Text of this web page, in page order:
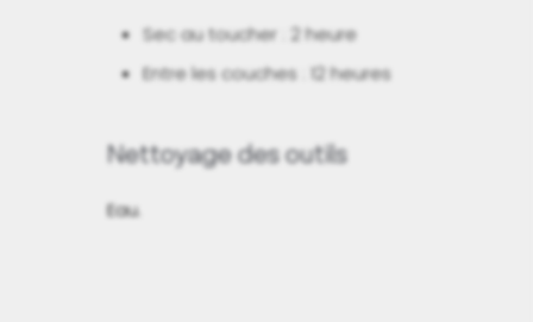
Sec au toucher : 2 heure
Entre les couches : 12 heures
Nettoyage des outils
Eau.